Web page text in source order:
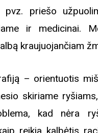
priešo
ir medicinai.
kraujuojančiam
– orientuotis
skiriame
kad nėra
reikia kalbėtis